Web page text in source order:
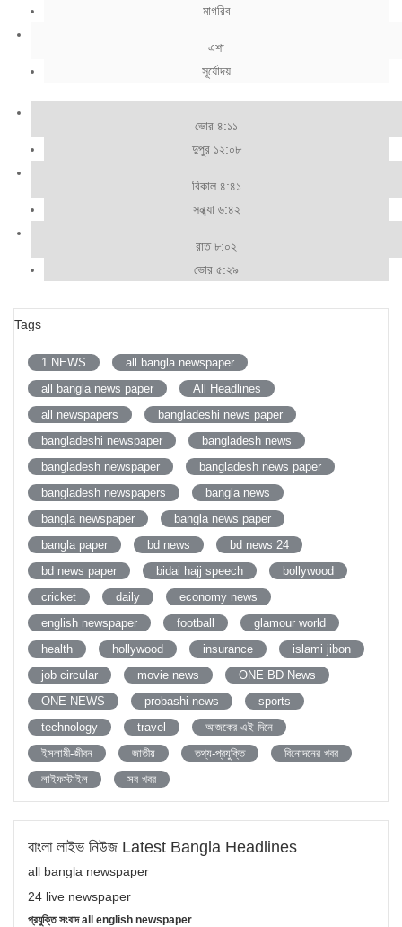
মাগরিব
এশা
সূর্যোদয়
ভোর ৪:১১
দুপুর ১২:০৮
বিকাল ৪:৪১
সন্ধ্যা ৬:৪২
রাত ৮:০২
ভোর ৫:২৯
Tags
1 NEWS
all bangla newspaper
all bangla news paper
All Headlines
all newspapers
bangladeshi news paper
bangladeshi newspaper
bangladesh news
bangladesh newspaper
bangladesh news paper
bangladesh newspapers
bangla news
bangla newspaper
bangla news paper
bangla paper
bd news
bd news 24
bd news paper
bidai hajj speech
bollywood
cricket
daily
economy news
english newspaper
football
glamour world
health
hollywood insurance
islami jibon
job circular
movie news
ONE BD News
ONE NEWS
probashi news
sports
technology
travel
আজকের-এই-দিনে
ইসলামী-জীবন
জাতীয় তথ্য-প্রযুক্তি
বিনোদনের খবর
লাইফস্টাইল
সব খবর
বাংলা লাইভ নিউজ Latest Bangla Headlines
all bangla newspaper
24 live newspaper
প্রযুক্তি সংবাদ all english newspaper